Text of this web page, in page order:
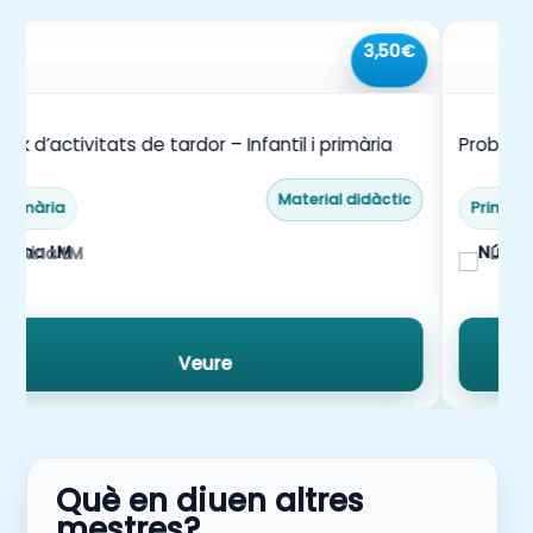
3,50€
d’activitats de tardor – Infantil i primària
Primària Material didàctic
Aina LM
Veure
La
Què en diuen altres